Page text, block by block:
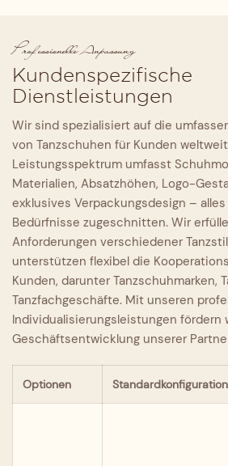
Professionelle Anpassung
Kundenspezifische
Dienstleistungen
Wir sind spezialisiert auf die
von Tanzschuhen für Kunden
Leistungsspektrum umfasst
Materialien, Absatzhöhen, Logo-
exklusives Verpackungsdesign –
Bedürfnisse zugeschnitten. Wir
Anforderungen verschiedener
unterstützen flexibel die
Kunden, darunter Tanzschuhmarken,
Tanzfachgeschäfte. Mit unseren
Individualisierungsleistungen fördern
Geschäftsentwicklung unserer
Optionen Standardkonfiguration